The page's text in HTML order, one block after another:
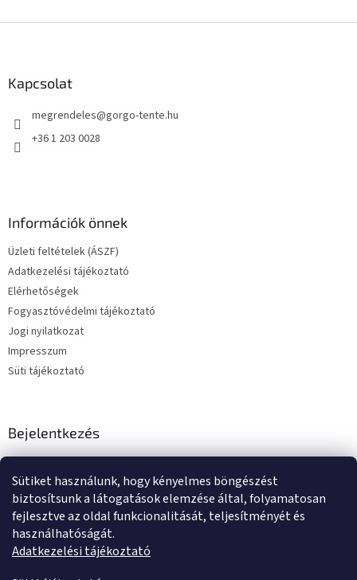
Sütiket használunk, hogy kényelmes böngészést
biztosítsunk a látogatások elemzése által, folyamatosan
fejlesztve az oldal funkcionalitását, teljesítményét és
használhatóságát.
Adatkezelési tájékoztató
Kapcsolat
megrendeles@gorgo-tente.hu
+36 1 203 0028
Információk önnek
Üzleti feltételek (ÁSZF)
Adatkezelési tájékoztató
Elérhetőségek
Fogyasztóvédelmi tájékoztató
Jogi nyilatkozat
Impresszum
Süti tájékoztató
Bejelentkezés
Jelszó
BEJELENTKEZÉS
Új regisztrációElfelejtett jelszó